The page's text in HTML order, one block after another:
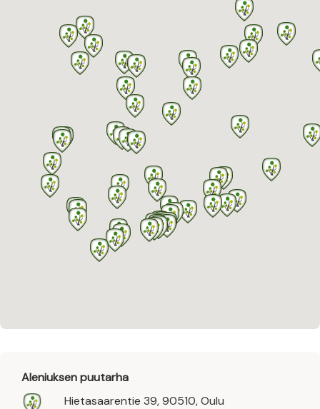
Aleniuksen puutarha
Hietasaarentie 39, 90510, Oulu